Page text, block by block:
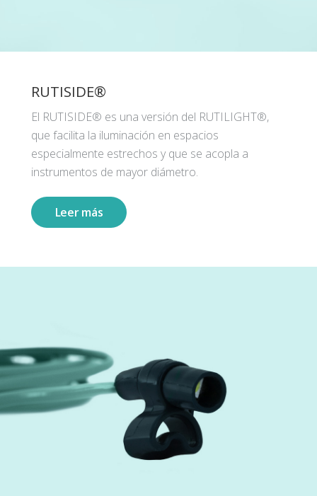
RUTISIDE®
El RUTISIDE® es una versión del RUTILIGHT®,
que facilita la iluminación en espacios
especialmente estrechos y que se acopla a
instrumentos de mayor diámetro.
Leer más